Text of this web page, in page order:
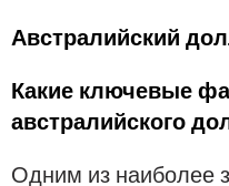
Австралийский
Какие ключевые
австралийского
Одним из наиболее